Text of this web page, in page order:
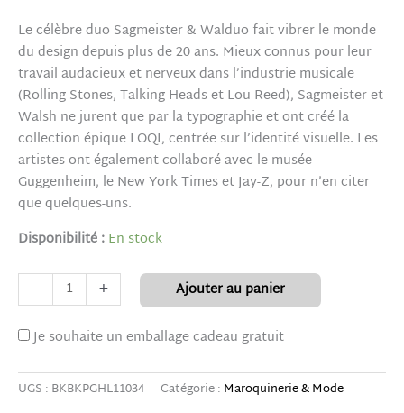
Le célèbre duo Sagmeister & Walduo fait vibrer le monde
du design depuis plus de 20 ans. Mieux connus pour leur
travail audacieux et nerveux dans l’industrie musicale
(Rolling Stones, Talking Heads et Lou Reed), Sagmeister et
Walsh ne jurent que par la typographie et ont créé la
collection épique LOQI, centrée sur l’identité visuelle. Les
artistes ont également collaboré avec le musée
Guggenheim, le New York Times et Jay-Z, pour n’en citer
que quelques-uns.
Disponibilité :En stock
- +
Ajouter au panier
Je souhaite un emballage cadeau gratuit
UGS : BKBKPGHL11034 Catégorie : Maroquinerie & Mode